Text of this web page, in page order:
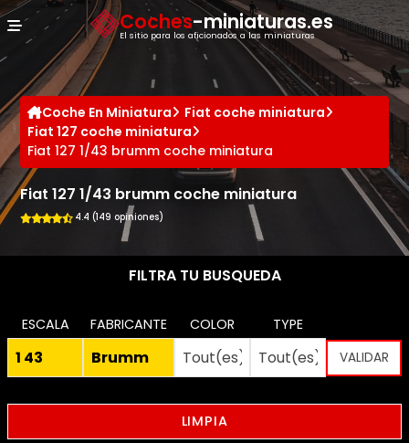
Coches-miniaturas.es
El sitio para los aficionados a las miniaturas
Coche En Miniatura
Fiat coche miniatura
Fiat 127 coche miniatura
Fiat 127 1/43 brumm coche miniatura
Fiat 127 1/43 brumm coche miniatura
4.4 (149 opiniones)
FILTRA TU BUSQUEDA
ESCALA FABRICANTE COLOR TYPE
LIMPIA
Panel de gestión de cookies